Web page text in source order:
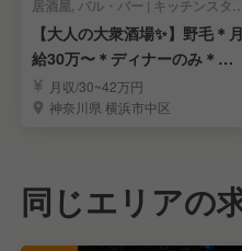
居酒屋, バル・バー |
【大人の大衆酒場✨】野毛＊月
給30万〜＊ディナーのみ＊未
経験OK＊面接1回
月収/30~42万円
神奈川県 横浜市中区
同じエリアの